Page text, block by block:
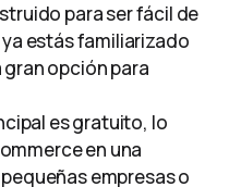
para ser fácil de
estás familiarizado
gran opción para
es gratuito, lo
en una
empresas o